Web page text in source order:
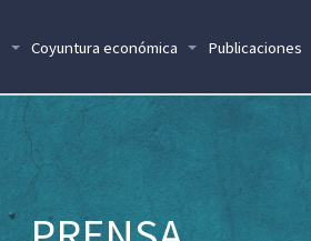
Coyuntura económica Publicaciones